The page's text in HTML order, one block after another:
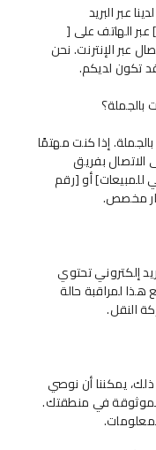
عبر البريد
الإلكتروني على [ yallagt@outlock.com ] عبر الهاتف على [
عبر الإنترنت. نحن
تكون لديكم.
إذا كنت مهتمًا
بفريق
للمبيعات] أو [رقم
مخصص.
إلكتروني تحتوي
هذا لمراقبة حالة
النقل.
يمكننا أن نوصي
الموثوقة في منطقتك.
كلمة السر؟